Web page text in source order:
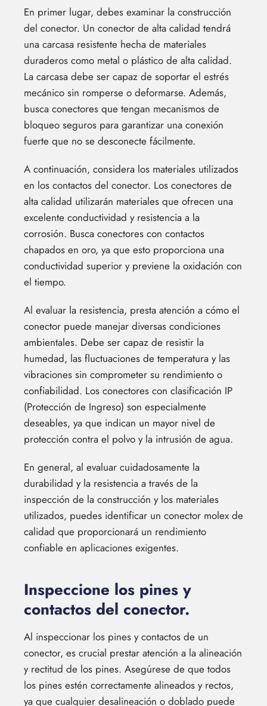
En primer lugar, debes examinar la construcción
del conector. Un conector de alta calidad tendrá
una carcasa resistente hecha de materiales
duraderos como metal o plástico de alta calidad.
La carcasa debe ser capaz de soportar el estrés
mecánico sin romperse o deformarse. Además,
busca conectores que tengan mecanismos de
bloqueo seguros para garantizar una conexión
fuerte que no se desconecte fácilmente.
A continuación, considera los materiales utilizados
en los contactos del conector. Los conectores de
alta calidad utilizarán materiales que ofrecen una
excelente conductividad y resistencia a la
corrosión. Busca conectores con contactos
chapados en oro, ya que esto proporciona una
conductividad superior y previene la oxidación con
el tiempo.
Al evaluar la resistencia, presta atención a cómo el
conector puede manejar diversas condiciones
ambientales. Debe ser capaz de resistir la
humedad, las fluctuaciones de temperatura y las
vibraciones sin comprometer su rendimiento o
confiabilidad. Los conectores con clasificación IP
(Protección de Ingreso) son especialmente
deseables, ya que indican un mayor nivel de
protección contra el polvo y la intrusión de agua.
En general, al evaluar cuidadosamente la
durabilidad y la resistencia a través de la
inspección de la construcción y los materiales
utilizados, puedes identificar un conector molex de
calidad que proporcionará un rendimiento
confiable en aplicaciones exigentes.
Inspeccione los pines y
contactos del conector.
Al inspeccionar los pines y contactos de un
conector, es crucial prestar atención a la alineación
y rectitud de los pines. Asegúrese de que todos
los pines estén correctamente alineados y rectos,
ya que cualquier desalineación o doblado puede